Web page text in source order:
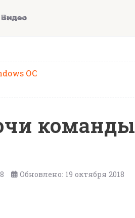
Видео
ОС
команды
Обновлено: 19 октября 2018